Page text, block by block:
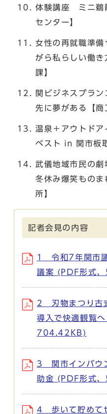
体験講座 ミニ鵜
センター】
女性の再就職準備
がら私らしい働
課】
関ビジネスプラ
先に夢がある【商
温泉＋アウトド
ベスト in 関市板
武儀地域市民の
冬休み爆笑ものま
所】
記者会見の内容
1 令和7年関市
議案 (PDF形式
2 刃物まつり古
導入で快適観覧
704.42KB)
3 関市インバウ
助金 (PDF形式
4 歩いて貯めて